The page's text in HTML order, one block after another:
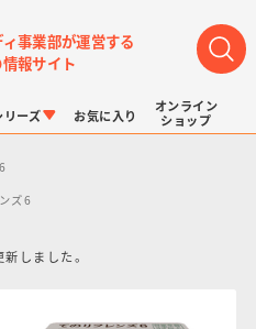
事業部が運営する
報サイト
リーズ お気に入り
オンライン
ショップ
ズ6
しました。